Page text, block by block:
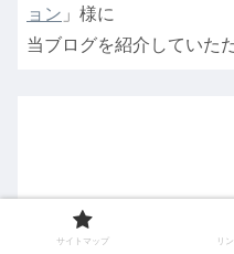
ョン 」様に
当ブログを紹介していた
サイトマップ リ